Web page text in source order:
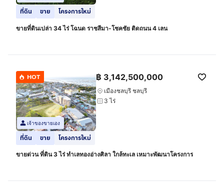
ที่ดิน ขาย โครงการใหม่
ขายที่ดินเปล่า 34 ไร่ โฉนด ราชสีมา-โชคชัย ติดถนน 4 เลน
HOT
เจ้าของขายเอง
฿ 3,142,500,000
เมืองชลบุรี ชลบุรี
3 ไร่
ที่ดิน ขาย โครงการใหม่
ขายด่วน ที่ดิน 3 ไร่ ทำเลทองอ่างศิลา ใกล้ทะเล เหมาะพัฒนาโครงการ